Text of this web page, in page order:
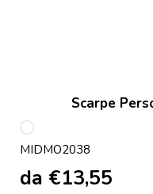
Scarpe
Bianco
MIDMO2038
da €13,55